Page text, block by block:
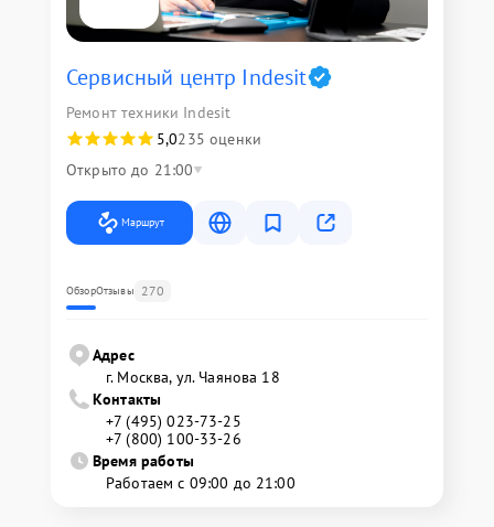
Сервисный центр Indesit
Ремонт техники Indesit
5,0235 оценки
Открыто до 21:00
Маршрут
ОбзорОтзывы 270
Адрес
г. Москва, ул. Чаянова 18
Контакты
+7 (495) 023-73-25
+7 (800) 100-33-26
Время работы
Работаем с 09:00 до 21:00